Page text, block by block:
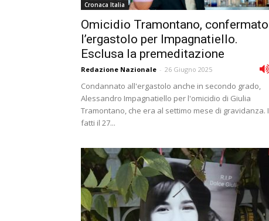
Cronaca Italia
Omicidio Tramontano, confermato
l’ergastolo per Impagnatiello.
Esclusa la premeditazione
Redazione Nazionale - 26 Giugno 2025
Condannato all'ergastolo anche in secondo grado,
Alessandro Impagnatiello per l'omicidio di Giulia
Tramontano, che era al settimo mese di gravidanza. I
fatti il 27...